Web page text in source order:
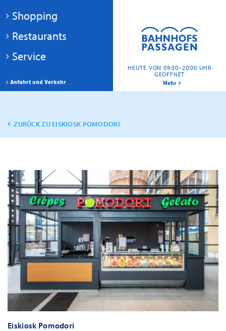
HEUTE VON 09:30–20:00 UHR
GEÖFFNET
Mehr
Anfahrt und Verkehr
Shopping
Restaurants
Service
ZURÜCK ZU EISKIOSK POMODORI
Eiskiosk Pomodori